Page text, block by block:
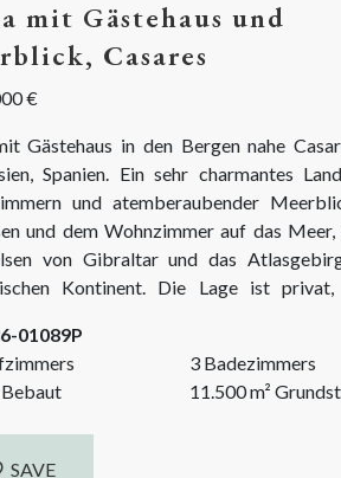
mit Gästehaus und
Casares
€
Gästehaus in den Bergen nahe
Spanien. Ein sehr charmantes
und atemberaubender
und dem Wohnzimmer auf das
von Gibraltar und das
Kontinent. Die Lage ist
Das Gelände ist teilweise flach,
Gemüsegarten,...
01089P
3 Badezimmers
Bebaut 11.500m²
SAVE